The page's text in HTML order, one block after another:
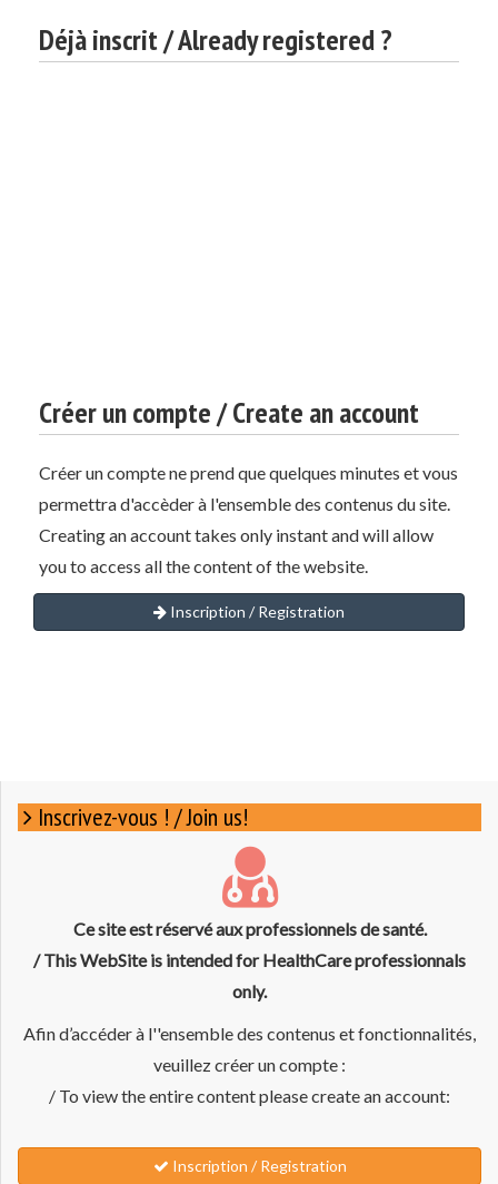
Déjà inscrit / Already registered ?
Créer un compte / Create an account
Créer un compte ne prend que quelques minutes et vous
permettra d'accèder à l'ensemble des contenus du site.
Creating an account takes only instant and will allow
you to access all the content of the website.
Inscription / Registration
Inscrivez-vous ! / Join us!
Ce site est réservé aux professionnels de santé.
/ This WebSite is intended for HealthCare professionnals
only.
Afin d’accéder à l''ensemble des contenus et fonctionnalités,
veuillez créer un compte :
/ To view the entire content please create an account:
Inscription / Registration